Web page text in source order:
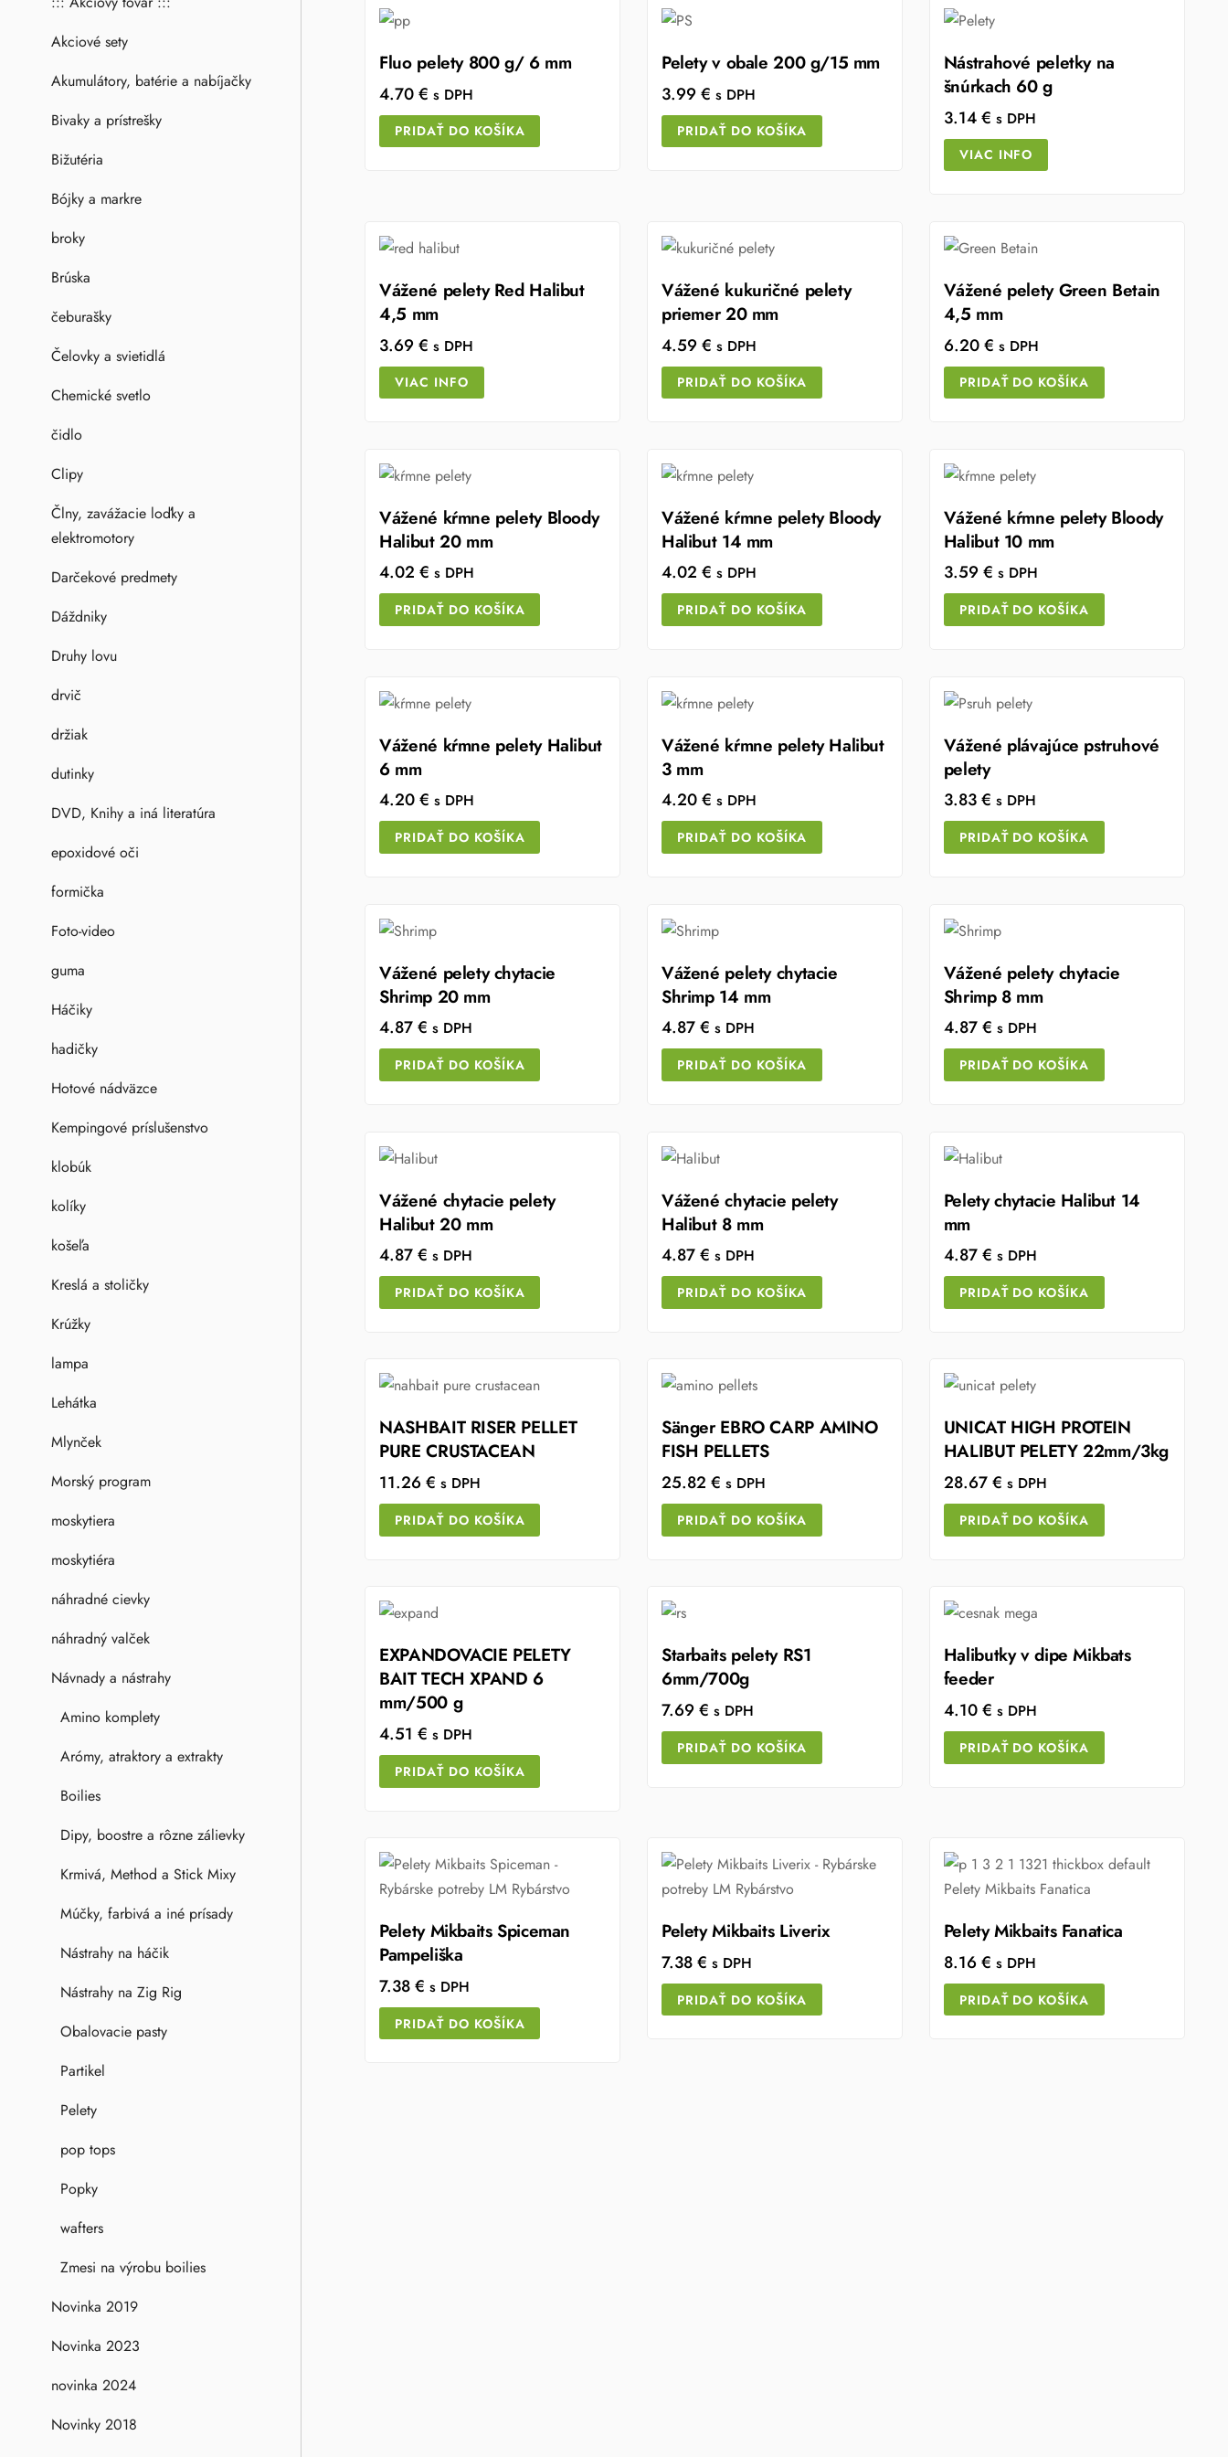
Akciové sety
Akumulátory, batérie a nabíjačky
Bivaky a prístrešky
Bižutéria
Bójky a markre
broky
Brúska
čeburašky
Čelovky a svietidlá
Chemické svetlo
čidlo
Clipy
Člny, zavážacie loďky a
elektromotory
Darčekové predmety
Dáždniky
Druhy lovu
drvič
držiak
dutinky
DVD, Knihy a iná literatúra
epoxidové oči
formička
Foto-video
guma
Háčiky
hadičky
Hotové nádväzce
Kempingové príslušenstvo
klobúk
kolíky
košeľa
Kreslá a stoličky
Krúžky
lampa
Lehátka
Mlynček
Morský program
moskytiera
moskytiéra
náhradné cievky
náhradný valček
Návnady a nástrahy
Amino komplety
Arómy, atraktory a extrakty
Boilies
Dipy, boostre a rôzne zálievky
Krmivá, Method a Stick Mixy
Múčky, farbivá a iné prísady
Nástrahy na háčik
Nástrahy na Zig Rig
Obalovacie pasty
Partikel
Pelety
pop tops
Popky
wafters
Zmesi na výrobu boilies
Novinka 2019
Novinka 2023
novinka 2024
Novinky 2018
Fluo pelety 800 g/ 6 mm
4.70€ s DPH
PRIDAŤ DO KOŠÍKA
Pelety v obale 200 g/15 mm
3.99€ s DPH
PRIDAŤ DO KOŠÍKA
Nástrahové peletky na
šnúrkach 60 g
3.14€ s DPH
VIAC INFO
Vážené pelety Red Halibut
4,5 mm
3.69€ s DPH
VIAC INFO
Vážené kukuričné pelety
priemer 20 mm
4.59€ s DPH
PRIDAŤ DO KOŠÍKA
Vážené pelety Green Betain
4,5 mm
6.20€ s DPH
PRIDAŤ DO KOŠÍKA
Vážené kŕmne pelety Bloody
Halibut 20 mm
4.02€ s DPH
PRIDAŤ DO KOŠÍKA
Vážené kŕmne pelety Bloody
Halibut 14 mm
4.02 € s DPH
PRIDAŤ DO KOŠÍKA
Vážené kŕmne pelety Bloody
Halibut 10 mm
3.59€ s DPH
PRIDAŤ DO KOŠÍKA
Vážené kŕmne pelety Halibut
6 mm
4.20€ s DPH
PRIDAŤ DO KOŠÍKA
Vážené kŕmne pelety Halibut
3 mm
4.20€ s DPH
PRIDAŤ DO KOŠÍKA
Vážené plávajúce pstruhové
pelety
3.83€ s DPH
PRIDAŤ DO KOŠÍKA
Vážené pelety chytacie
Shrimp 20 mm
4.87€ s DPH
PRIDAŤ DO KOŠÍKA
Vážené pelety chytacie
Shrimp 14 mm
4.87€ s DPH
PRIDAŤ DO KOŠÍKA
Vážené pelety chytacie
Shrimp 8 mm
4.87€ s DPH
PRIDAŤ DO KOŠÍKA
Vážené chytacie pelety
Halibut 20 mm
4.87€ s DPH
PRIDAŤ DO KOŠÍKA
Vážené chytacie pelety
Halibut 8 mm
4.87€ s DPH
PRIDAŤ DO KOŠÍKA
Pelety chytacie Halibut 14
mm
4.87€ s DPH
PRIDAŤ DO KOŠÍKA
NASHBAIT RISER PELLET
PURE CRUSTACEAN
11.26€ s DPH
PRIDAŤ DO KOŠÍKA
Sänger EBRO CARP AMINO
FISH PELLETS
25.82 € s DPH
PRIDAŤ DO KOŠÍKA
UNICAT HIGH PROTEIN
HALIBUT PELETY 22mm/3kg
28.67€ s DPH
PRIDAŤ DO KOŠÍKA
EXPANDOVACIE PELETY
BAIT TECH XPAND 6
mm/500 g
4.51€ s DPH
PRIDAŤ DO KOŠÍKA
Starbaits pelety RS1
6mm/700g
7.69€ s DPH
PRIDAŤ DO KOŠÍKA
Halibutky v dipe Mikbats
feeder
4.10€ s DPH
PRIDAŤ DO KOŠÍKA
Pelety Mikbaits Spiceman
Pampeliška
7.38€ s DPH
PRIDAŤ DO KOŠÍKA
Pelety Mikbaits Liverix
7.38€ s DPH
PRIDAŤ DO KOŠÍKA
Pelety Mikbaits Fanatica
8.16€ s DPH
PRIDAŤ DO KOŠÍKA